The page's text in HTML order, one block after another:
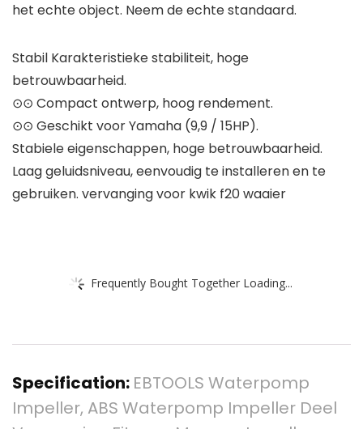
het echte object. Neem de echte standaard.
Stabil Karakteristieke stabiliteit, hoge
betrouwbaarheid.
⊙⊙ Compact ontwerp, hoog rendement.
⊙⊙ Geschikt voor Yamaha (9,9 / 15HP).
Stabiele eigenschappen, hoge betrouwbaarheid.
Laag geluidsniveau, eenvoudig te installeren en te
gebruiken. vervanging voor kwik f20 waaier
Frequently Bought Together Loading...
Specification: EBTOOLS Waterpomp
Impeller, ABS Waterpomp Impeller Deel